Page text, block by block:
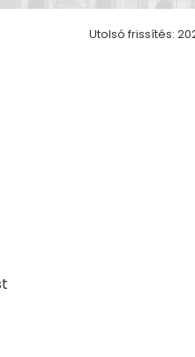
Utolsó frissítés: